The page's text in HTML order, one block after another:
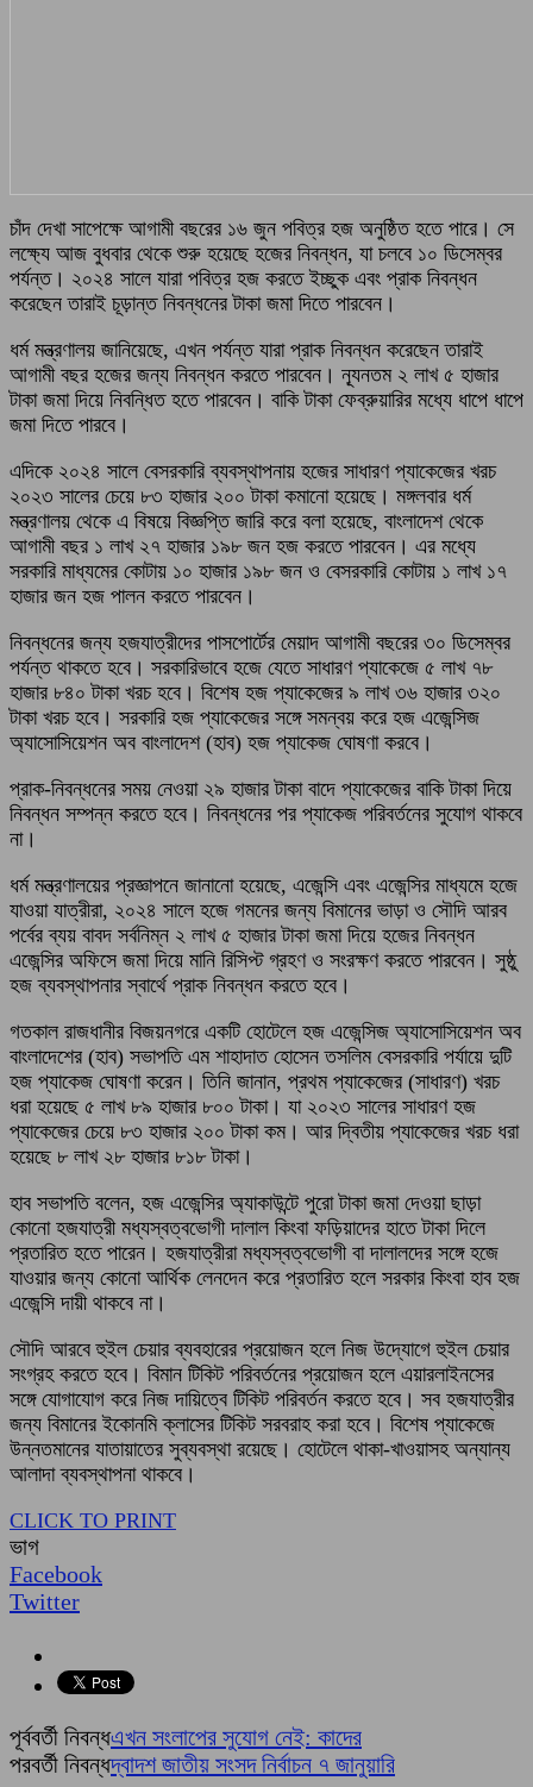
চাঁদ দেখা সাপেক্ষে আগামী বছরের ১৬ জুন পবিত্র হজ অনুষ্ঠিত হতে পারে। সে
লক্ষ্যে আজ বুধবার থেকে শুরু হয়েছে হজের নিবন্ধন, যা চলবে ১০ ডিসেম্বর
পর্যন্ত। ২০২৪ সালে যারা পবিত্র হজ করতে ইচ্ছুক এবং প্রাক নিবন্ধন
করেছেন তারাই চূড়ান্ত নিবন্ধনের টাকা জমা দিতে পারবেন।
ধর্ম মন্ত্রণালয় জানিয়েছে, এখন পর্যন্ত যারা প্রাক নিবন্ধন করেছেন তারাই
আগামী বছর হজের জন্য নিবন্ধন করতে পারবেন। ন্যূনতম ২ লাখ ৫ হাজার
টাকা জমা দিয়ে নিবন্ধিত হতে পারবেন। বাকি টাকা ফেব্রুয়ারির মধ্যে ধাপে ধাপে
জমা দিতে পারবে।
এদিকে ২০২৪ সালে বেসরকারি ব্যবস্থাপনায় হজের সাধারণ প্যাকেজের খরচ
২০২৩ সালের চেয়ে ৮৩ হাজার ২০০ টাকা কমানো হয়েছে। মঙ্গলবার ধর্ম
মন্ত্রণালয় থেকে এ বিষয়ে বিজ্ঞপ্তি জারি করে বলা হয়েছে, বাংলাদেশ থেকে
আগামী বছর ১ লাখ ২৭ হাজার ১৯৮ জন হজ করতে পারবেন। এর মধ্যে
সরকারি মাধ্যমের কোটায় ১০ হাজার ১৯৮ জন ও বেসরকারি কোটায় ১ লাখ ১৭
হাজার জন হজ পালন করতে পারবেন।
নিবন্ধনের জন্য হজযাত্রীদের পাসপোর্টের মেয়াদ আগামী বছরের ৩০ ডিসেম্বর
পর্যন্ত থাকতে হবে। সরকারিভাবে হজে যেতে সাধারণ প্যাকেজে ৫ লাখ ৭৮
হাজার ৮৪০ টাকা খরচ হবে। বিশেষ হজ প্যাকেজের ৯ লাখ ৩৬ হাজার ৩২০
টাকা খরচ হবে। সরকারি হজ প্যাকেজের সঙ্গে সমন্বয় করে হজ এজেন্সিজ
অ্যাসোসিয়েশন অব বাংলাদেশ (হাব) হজ প্যাকেজ ঘোষণা করবে।
প্রাক-নিবন্ধনের সময় নেওয়া ২৯ হাজার টাকা বাদে প্যাকেজের বাকি টাকা দিয়ে
নিবন্ধন সম্পন্ন করতে হবে। নিবন্ধনের পর প্যাকেজ পরিবর্তনের সুযোগ থাকবে
না।
ধর্ম মন্ত্রণালয়ের প্রজ্ঞাপনে জানানো হয়েছে, এজেন্সি এবং এজেন্সির মাধ্যমে হজে
যাওয়া যাত্রীরা, ২০২৪ সালে হজে গমনের জন্য বিমানের ভাড়া ও সৌদি আরব
পর্বের ব্যয় বাবদ সর্বনিম্ন ২ লাখ ৫ হাজার টাকা জমা দিয়ে হজের নিবন্ধন
এজেন্সির অফিসে জমা দিয়ে মানি রিসিপ্ট গ্রহণ ও সংরক্ষণ করতে পারবেন। সুষ্ঠু
হজ ব্যবস্থাপনার স্বার্থে প্রাক নিবন্ধন করতে হবে।
গতকাল রাজধানীর বিজয়নগরে একটি হোটেলে হজ এজেন্সিজ অ্যাসোসিয়েশন অব
বাংলাদেশের (হাব) সভাপতি এম শাহাদাত হোসেন তসলিম বেসরকারি পর্যায়ে দুটি
হজ প্যাকেজ ঘোষণা করেন। তিনি জানান, প্রথম প্যাকেজের (সাধারণ) খরচ
ধরা হয়েছে ৫ লাখ ৮৯ হাজার ৮০০ টাকা। যা ২০২৩ সালের সাধারণ হজ
প্যাকেজের চেয়ে ৮৩ হাজার ২০০ টাকা কম। আর দ্বিতীয় প্যাকেজের খরচ ধরা
হয়েছে ৮ লাখ ২৮ হাজার ৮১৮ টাকা।
হাব সভাপতি বলেন, হজ এজেন্সির অ্যাকাউন্টে পুরো টাকা জমা দেওয়া ছাড়া
কোনো হজযাত্রী মধ্যস্বত্বভোগী দালাল কিংবা ফড়িয়াদের হাতে টাকা দিলে
প্রতারিত হতে পারেন। হজযাত্রীরা মধ্যস্বত্বভোগী বা দালালদের সঙ্গে হজে
যাওয়ার জন্য কোনো আর্থিক লেনদেন করে প্রতারিত হলে সরকার কিংবা হাব হজ
এজেন্সি দায়ী থাকবে না।
সৌদি আরবে হুইল চেয়ার ব্যবহারের প্রয়োজন হলে নিজ উদ্যোগে হুইল চেয়ার
সংগ্রহ করতে হবে। বিমান টিকিট পরিবর্তনের প্রয়োজন হলে এয়ারলাইনসের
সঙ্গে যোগাযোগ করে নিজ দায়িত্বে টিকিট পরিবর্তন করতে হবে। সব হজযাত্রীর
জন্য বিমানের ইকোনমি ক্লাসের টিকিট সরবরাহ করা হবে। বিশেষ প্যাকেজে
উন্নতমানের যাতায়াতের সুব্যবস্থা রয়েছে। হোটেলে থাকা-খাওয়াসহ অন্যান্য
আলাদা ব্যবস্থাপনা থাকবে।
CLICK TO PRINT
ভাগ
Facebook
Twitter
পূর্ববর্তী নিবন্ধএখন সংলাপের সুযোগ নেই: কাদের
পরবর্তী নিবন্ধদ্বাদশ জাতীয় সংসদ নির্বাচন ৭ জানুয়ারি